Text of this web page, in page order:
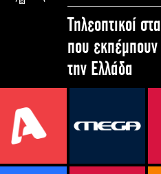
Τηλεοπτικοί
που
την Ελλάδα